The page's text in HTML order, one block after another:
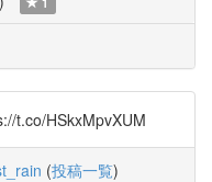
t.co/HSkxMpvXUM
(投稿一覧)